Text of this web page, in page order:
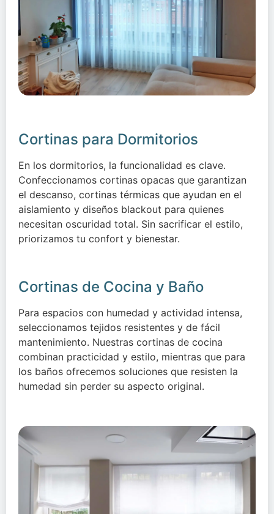
Cortinas para Dormitorios
En los dormitorios, la funcionalidad es clave.
Confeccionamos cortinas opacas que garantizan
el descanso, cortinas térmicas que ayudan en el
aislamiento y diseños blackout para quienes
necesitan oscuridad total. Sin sacrificar el estilo,
priorizamos tu confort y bienestar.
Cortinas de Cocina y Baño
Para espacios con humedad y actividad intensa,
seleccionamos tejidos resistentes y de fácil
mantenimiento. Nuestras cortinas de cocina
combinan practicidad y estilo, mientras que para
los baños ofrecemos soluciones que resisten la
humedad sin perder su aspecto original.